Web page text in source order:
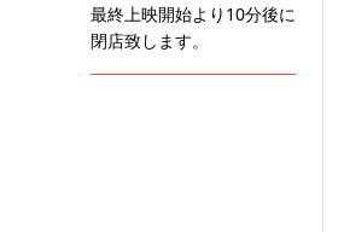
最終上映開始より10分後に
閉店致します。